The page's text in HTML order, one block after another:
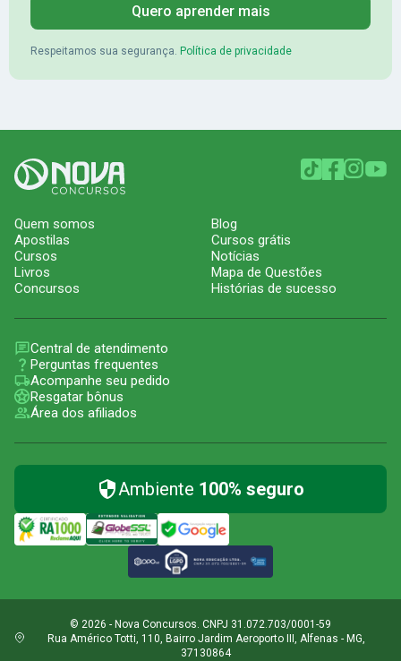
Quero aprender mais
Respeitamos sua segurança. Política de privacidade
Quem somos
Apostilas
Cursos
Livros
Concursos
Blog
Cursos grátis
Notícias
Mapa de Questões
Histórias de sucesso
Central de atendimento
Perguntas frequentes
Acompanhe seu pedido
Resgatar bônus
Área dos afiliados
Ambiente 100% seguro
© 2026 - Nova Concursos. CNPJ 31.072.703/0001-59
Rua Américo Totti, 110, Bairro Jardim Aeroporto III, Alfenas - MG,
37130864